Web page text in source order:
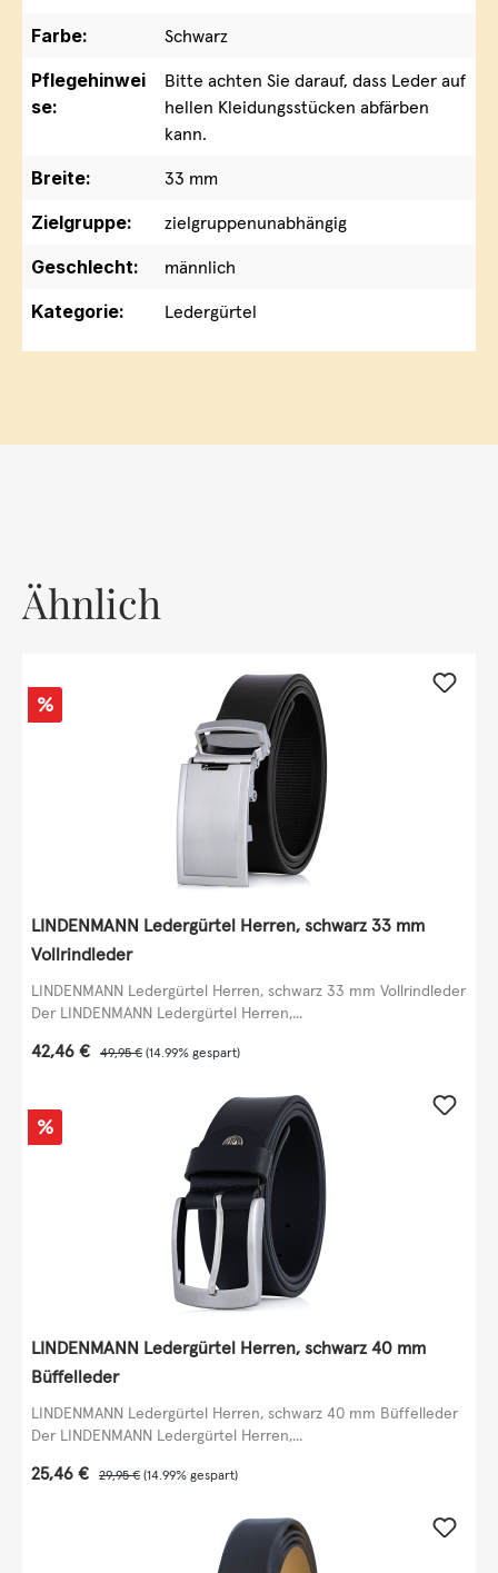
Farbe:
Schwarz
Pflegehinwei
se:
Bitte achten Sie darauf, dass Leder auf
hellen Kleidungsstücken abfärben
kann.
Breite:
33 mm
Zielgruppe:
zielgruppenunabhängig
Geschlecht:
männlich
Kategorie:
Ledergürtel
Ähnlich
Rabatt
%
LINDENMANN Ledergürtel Herren, schwarz 33 mm
Vollrindleder
LINDENMANN Ledergürtel Herren, schwarz 33 mm Vollrindleder
Der LINDENMANN Ledergürtel Herren,...
Verkaufspreis:
42,46 € Regulärer Preis:
49,95 € (14.99% gespart)
Rabatt
%
LINDENMANN Ledergürtel Herren, schwarz 40 mm
Büffelleder
LINDENMANN Ledergürtel Herren, schwarz 40 mm Büffelleder
Der LINDENMANN Ledergürtel Herren,...
Verkaufspreis:
25,46 € Regulärer Preis:
29,95 € (14.99% gespart)